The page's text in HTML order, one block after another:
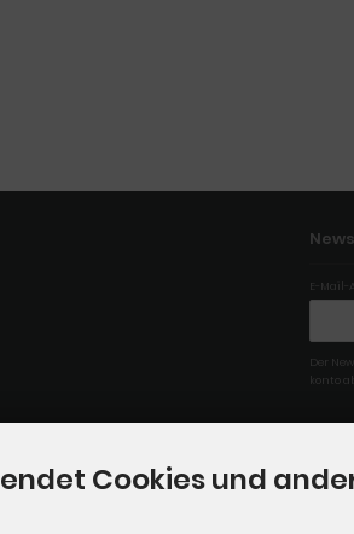
E-Mail-
Der
konto
Cookies und